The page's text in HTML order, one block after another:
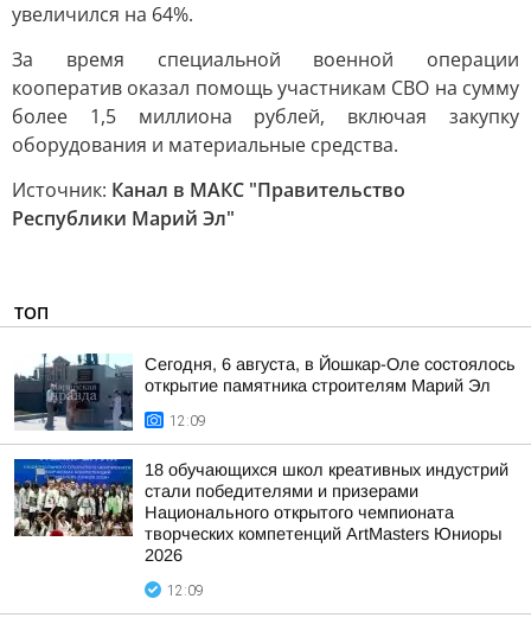
увеличился на 64%.
За время специальной военной операции
кооператив оказал помощь участникам СВО на сумму
более 1,5 миллиона рублей, включая закупку
оборудования и материальные средства.
Источник: Канал в МАКС "Правительство
Республики Марий Эл"
ТОП
Сегодня, 6 августа, в Йошкар-Оле состоялось
открытие памятника строителям Марий Эл
12:09
18 обучающихся школ креативных индустрий
стали победителями и призерами
Национального открытого чемпионата
творческих компетенций ArtMasters Юниоры
2026
12:09